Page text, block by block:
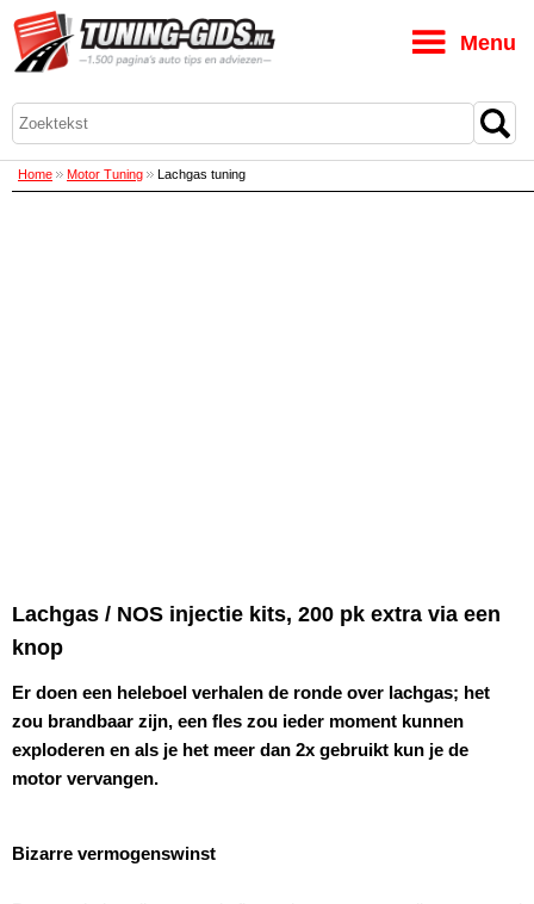
Home Motor Tuning Lachgas tuning
Lachgas / NOS injectie kits, 200 pk extra via een
knop
Er doen een heleboel verhalen de ronde over lachgas; het
zou brandbaar zijn, een fles zou ieder moment kunnen
exploderen en als je het meer dan 2x gebruikt kun je de
motor vervangen.
Bizarre vermogenswinst